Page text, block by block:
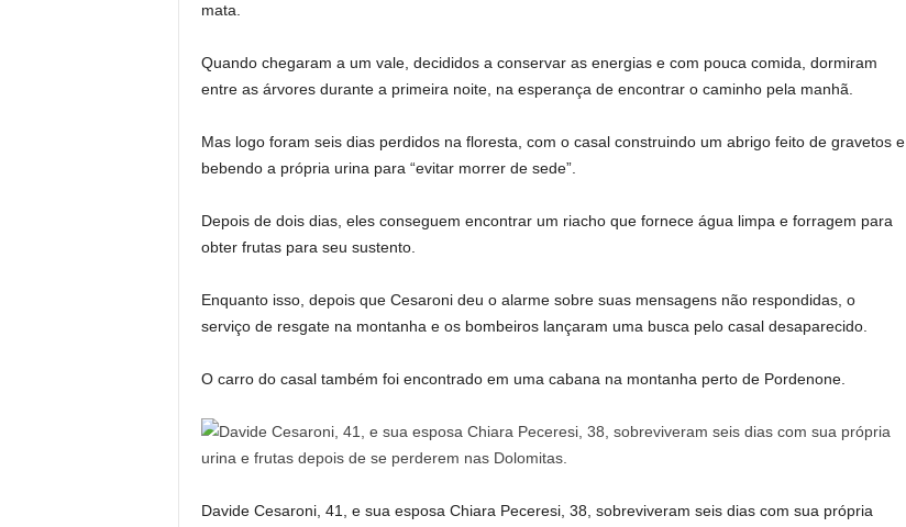
mata.
Quando chegaram a um vale, decididos a conservar as energias e com pouca comida, dormiram
entre as árvores durante a primeira noite, na esperança de encontrar o caminho pela manhã.
Mas logo foram seis dias perdidos na floresta, com o casal construindo um abrigo feito de gravetos e
bebendo a própria urina para “evitar morrer de sede”.
Depois de dois dias, eles conseguem encontrar um riacho que fornece água limpa e forragem para
obter frutas para seu sustento.
Enquanto isso, depois que Cesaroni deu o alarme sobre suas mensagens não respondidas, o
serviço de resgate na montanha e os bombeiros lançaram uma busca pelo casal desaparecido.
O carro do casal também foi encontrado em uma cabana na montanha perto de Pordenone.
Davide Cesaroni, 41, e sua esposa Chiara Peceresi, 38, sobreviveram seis dias com sua própria